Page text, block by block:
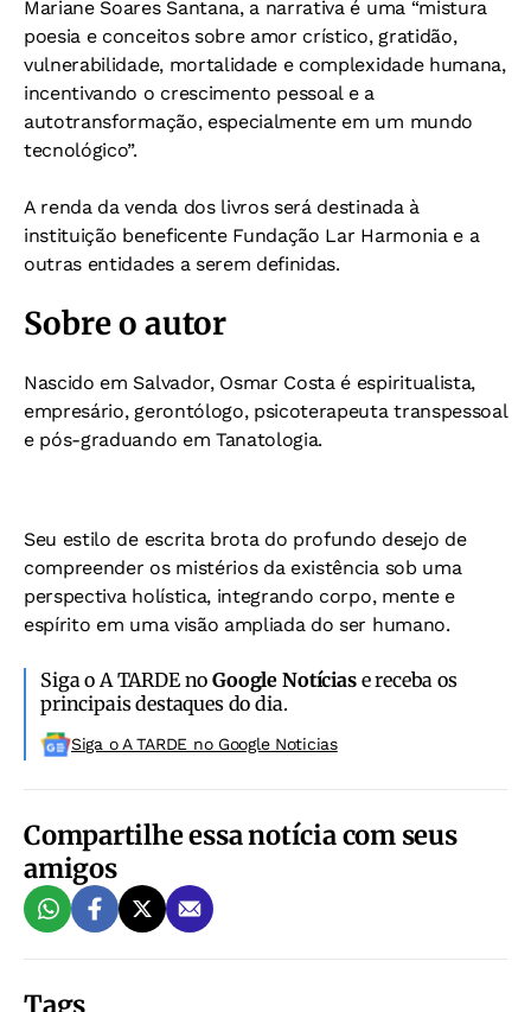
Mariane Soares Santana, a narrativa é uma “mistura
poesia e conceitos sobre amor crístico, gratidão,
vulnerabilidade, mortalidade e complexidade humana,
incentivando o crescimento pessoal e a
autotransformação, especialmente em um mundo
tecnológico”.
A renda da venda dos livros será destinada à
instituição beneficente Fundação Lar Harmonia e a
outras entidades a serem definidas.
Sobre o autor
Nascido em Salvador, Osmar Costa é espiritualista,
empresário, gerontólogo, psicoterapeuta transpessoal
e pós-graduando em Tanatologia.
Seu estilo de escrita brota do profundo desejo de
compreender os mistérios da existência sob uma
perspectiva holística, integrando corpo, mente e
espírito em uma visão ampliada do ser humano.
Siga o A TARDE noGoogle Notíciase receba os
principais destaques do dia.
Siga o A TARDE no Google Noticias
Compartilhe essa notícia com seus
amigos